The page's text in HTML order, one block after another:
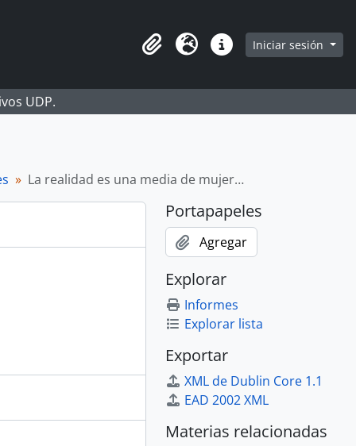
Portapapeles
Idioma Enlaces rápidos
Iniciar sesión
UDP.
La realidad es una media de mujer…
Portapapeles
Agregar
Explorar
Informes
Explorar lista
Exportar
XML de Dublin Core 1.1
EAD 2002 XML
Materias relacionadas